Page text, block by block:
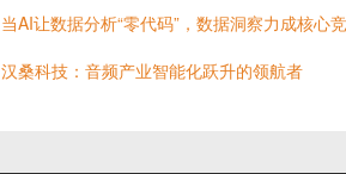
当AI让数据分析“零代码”，数据洞察力成核心
汉桑科技：音频产业智能化跃升的领航者